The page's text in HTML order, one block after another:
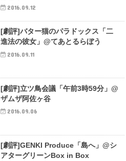
2016.09.12
[劇評]バター猫のパラドックス「二
進法の彼女」@てあとるらぼう
2016.09.11
[劇評]立ツ鳥会議「午前3時59分」@
ザムザ阿佐ヶ谷
2016.09.06
[劇評]GENKI Produce「島へ」@シ
アターグリーンBox in Box